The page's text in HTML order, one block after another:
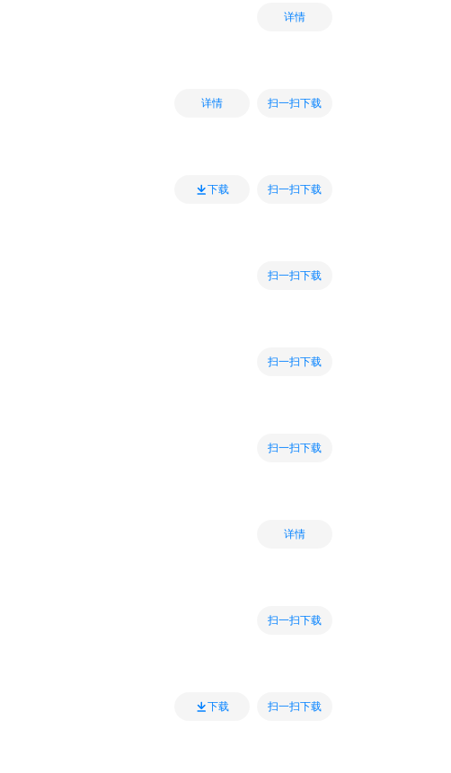
详情
详情 扫一扫下载
下载 扫一扫下载
扫一扫下载
扫一扫下载
扫一扫下载
详情
扫一扫下载
下载 扫一扫下载